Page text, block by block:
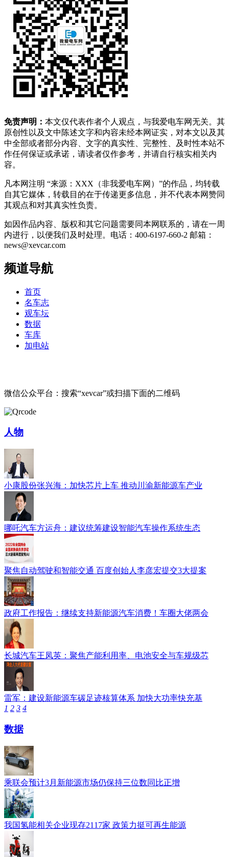
免责声明： 本文仅代表作者个人观点，与我爱电车网无关。其
原创性以及文中陈述文字和内容未经本网证实，对本文以及其
中全部或者部分内容、文字的真实性、完整性、及时性本站不
作任何保证或承诺，请读者仅作参考，并请自行核实相关内
容。
凡本网注明 “来源：XXX（非我爱电车网）”的作品，均转载
自其它媒体，转载目的在于传递更多信息，并不代表本网赞同
其观点和对其真实性负责。
如因作品内容、版权和其它问题需要同本网联系的，请在一周
内进行，以便我们及时处理。电话：400-6197-660-2 邮箱：
news@xevcar.com
频道导航
首页
名车志
观车坛
数据
车库
加电站
微信公众平台：搜索“xevcar”或扫描下面的二维码
人物
小康股份张兴海：加快芯片上车 推动川渝新能源车产业
哪吒汽车方运舟：建议统筹建设智能汽车操作系统生态
聚焦自动驾驶和智能交通 百度创始人李彦宏提交3大提案
政府工作报告：继续支持新能源汽车消费！车圈大佬两会
长城汽车王凤英：聚焦产能利用率、电池安全与车规级芯
雷军：建设新能源车碳足迹核算体系 加快大功率快充基
1 2 3 4
数据
乘联会预计3月新能源市场仍保持三位数同比正增
我国氢能相关企业现存2117家 政策力挺可再生能源